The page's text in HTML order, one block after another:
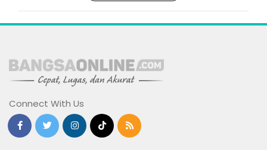
Connect With Us